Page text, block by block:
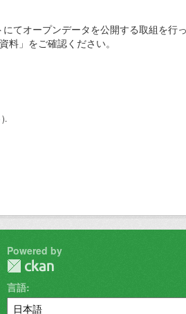
てオープンデータを公開する取組を行
」をご確認ください。
).
Powered by
言語